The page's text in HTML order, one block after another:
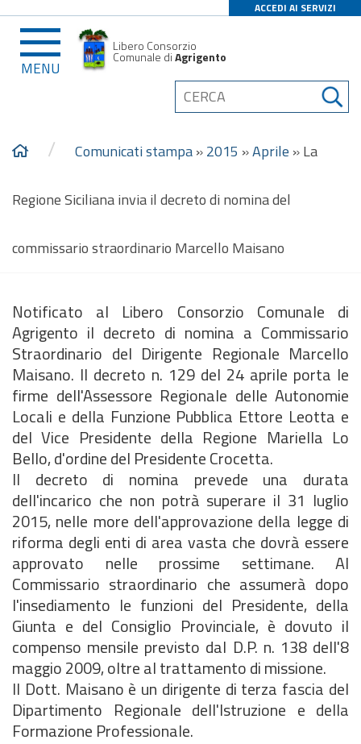
ACCEDI AI SERVIZI
MENU
Libero Consorzio
Comunale diAgrigento
/ Comunicati stampa»2015 »Aprile »La
Regione Siciliana invia il decreto di nomina del
commissario straordinario Marcello Maisano
Notificato al Libero Consorzio Comunale di
Agrigento il decreto di nomina a Commissario
Straordinario del Dirigente Regionale Marcello
Maisano. Il decreto n. 129 del 24 aprile porta le
firme dell'Assessore Regionale delle Autonomie
Locali e della Funzione Pubblica Ettore Leotta e
del Vice Presidente della Regione Mariella Lo
Bello, d'ordine del Presidente Crocetta.
Il decreto di nomina prevede una durata
dell'incarico che non potrà superare il 31 luglio
2015, nelle more dell'approvazione della legge di
riforma degli enti di area vasta che dovrà essere
approvato nelle prossime settimane. Al
Commissario straordinario che assumerà dopo
l'insediamento le funzioni del Presidente, della
Giunta e del Consiglio Provinciale, è dovuto il
compenso mensile previsto dal D.P. n. 138 dell'8
maggio 2009, oltre al trattamento di missione.
Il Dott. Maisano è un dirigente di terza fascia del
Dipartimento Regionale dell'Istruzione e della
Formazione Professionale.